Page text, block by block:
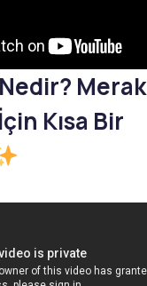
Merak
Kısa Bir